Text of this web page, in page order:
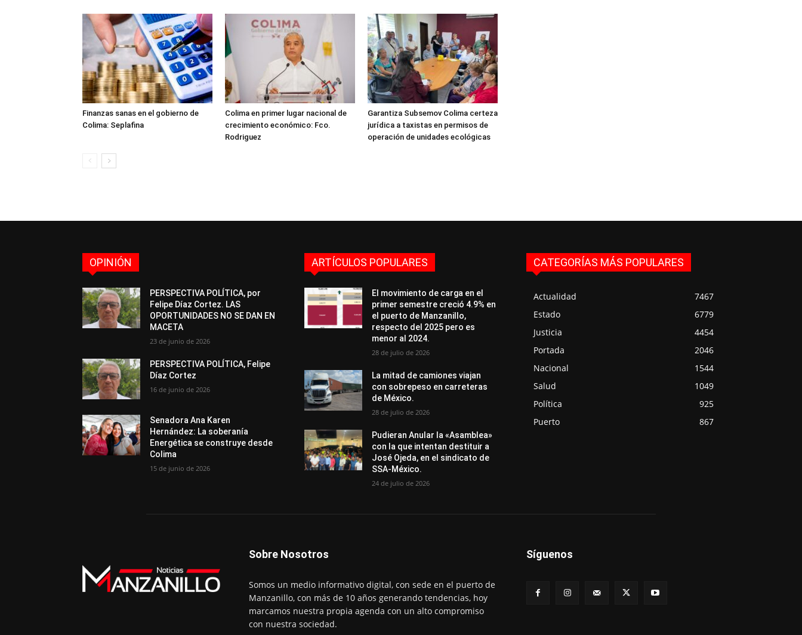
Finanzas sanas en el gobierno de
Colima: Seplafina
Colima en primer lugar nacional de
crecimiento económico: Fco.
Rodriguez
Garantiza Subsemov Colima certeza
jurídica a taxistas en permisos de
operación de unidades ecológicas
OPINIÓN
PERSPECTIVA POLÍTICA, por
Felipe Díaz Cortez. LAS
OPORTUNIDADES NO SE DAN EN
MACETA
23 de junio de 2026
PERSPECTIVA POLÍTICA, Felipe
Díaz Cortez
16 de junio de 2026
Senadora Ana Karen
Hernández: La soberanía
Energética se construye desde
Colima
15 de junio de 2026
ARTÍCULOS POPULARES
El movimiento de carga en el
primer semestre creció 4.9% en
el puerto de Manzanillo,
respecto del 2025 pero es
menor al 2024.
28 de julio de 2026
La mitad de camiones viajan
con sobrepeso en carreteras
de México.
28 de julio de 2026
Pudieran Anular la «Asamblea»
con la que intentan destituir a
José Ojeda, en el sindicato de
SSA-México.
24 de julio de 2026
CATEGORÍAS MÁS POPULARES
Actualidad
7467
Estado
6779
Justicia
4454
Portada
2046
Nacional
1544
Salud
1049
Política
925
Puerto
867
Sobre Nosotros
Somos un medio informativo digital, con sede en el puerto de
Manzanillo, con más de 10 años generando tendencias, hoy
marcamos nuestra propia agenda con un alto compromiso
con nuestra sociedad.
Síguenos